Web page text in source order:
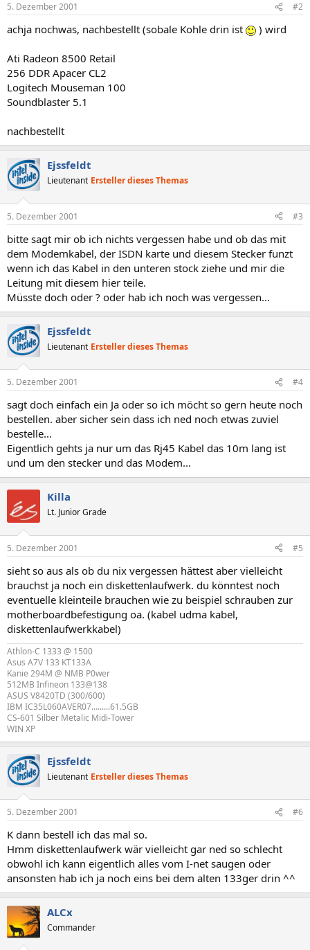
5. Dezember 2001 #2
achja nochwas, nachbestellt (sobale Kohle drin ist ) wird
Ati Radeon 8500 Retail
256 DDR Apacer CL2
Logitech Mouseman 100
Soundblaster 5.1
nachbestellt
Ejssfeldt
Lieutenant Ersteller dieses Themas
5. Dezember 2001 #3
bitte sagt mir ob ich nichts vergessen habe und ob das mit
dem Modemkabel, der ISDN karte und diesem Stecker funzt
wenn ich das Kabel in den unteren stock ziehe und mir die
Leitung mit diesem hier teile.
Müsste doch oder ? oder hab ich noch was vergessen...
Ejssfeldt
Lieutenant Ersteller dieses Themas
5. Dezember 2001 #4
sagt doch einfach ein Ja oder so ich möcht so gern heute noch
bestellen. aber sicher sein dass ich ned noch etwas zuviel
bestelle...
Eigentlich gehts ja nur um das Rj45 Kabel das 10m lang ist
und um den stecker und das Modem...
Killa
Lt. Junior Grade
5. Dezember 2001 #5
sieht so aus als ob du nix vergessen hättest aber vielleicht
brauchst ja noch ein diskettenlaufwerk. du könntest noch
eventuelle kleinteile brauchen wie zu beispiel schrauben zur
motherboardbefestigung oa. (kabel udma kabel,
diskettenlaufwerkkabel)
Athlon-C 1333 @ 1500
Asus A7V 133 KT133A
Kanie 294M @ NMB P0wer
512MB Infineon 133@138
ASUS V8420TD (300/600)
IBM IC35L060AVER07.........61.5GB
CS-601 Silber Metalic Midi-Tower
WIN XP
Ejssfeldt
Lieutenant Ersteller dieses Themas
5. Dezember 2001 #6
K dann bestell ich das mal so.
Hmm diskettenlaufwerk wär vielleicht gar ned so schlecht
obwohl ich kann eigentlich alles vom I-net saugen oder
ansonsten hab ich ja noch eins bei dem alten 133ger drin ^^
ALCx
Commander